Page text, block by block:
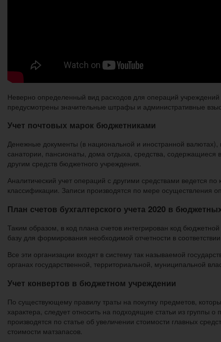
Неверно определенный вид расходов для операций
предусмотрены значительные штрафы и административные
Учет почтовых марок бюджетниками
Денежные документы (в национальной и иностранной
санатории, пансионаты, дома отдыха, средства, содержащиеся
другим средств бюджетного учреждения.
Аналитический учет операций с другими средствами ведется
классификации. Записи производятся по мере осуществления
План счетов бухгалтерского учета 2020 в
Таким образом, в код плана счетов интегрирован код
базу для формирования необходимой отчетности в
Все эти организации входят в систему так называемой
органах государственной, территориальной, муниципальной
Учет конвертов в бюджетном учреждении
По существующему правилу траты на покупку предметов,
характера, следует относить на подходящие статьи из группы
производятся по статье об увеличении стоимости главных
стоимости матзапасов.